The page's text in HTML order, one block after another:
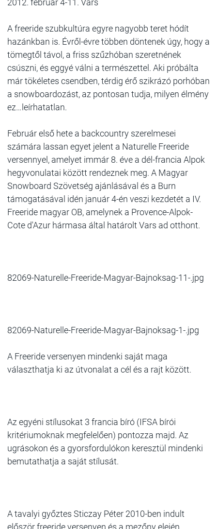
2012. február 4-11. Vars
A freeride szubkultúra egyre nagyobb teret hódít
hazánkban is. Évről-évre többen döntenek úgy, hogy a
tömegtől távol, a friss szűzhóban szeretnének
csúszni, és eggyé válni a természettel. Aki próbálta
már tökéletes csendben, térdig érő szikrázó porhóban
a snowboardozást, az pontosan tudja, milyen élmény
ez…leírhatatlan.
Február első hete a backcountry szerelmesei
számára lassan egyet jelent a Naturelle Freeride
versennyel, amelyet immár 8. éve a dél-francia Alpok
hegyvonulatai között rendeznek meg. A Magyar
Snowboard Szövetség ajánlásával és a Burn
támogatásával idén január 4-én veszi kezdetét a IV.
Freeride magyar OB, amelynek a Provence-Alpok-
Cote d'Azur hármasa által határolt Vars ad otthont.
82069-Naturelle-Freeride-Magyar-Bajnoksag-11-.jpg
82069-Naturelle-Freeride-Magyar-Bajnoksag-1-.jpg
A Freeride versenyen mindenki saját maga
választhatja ki az útvonalat a cél és a rajt között.
Az egyéni stílusokat 3 francia bíró (IFSA bírói
kritériumoknak megfelelően) pontozza majd. Az
ugrásokon és a gyorsfordulókon keresztül mindenki
bemutathatja a saját stílusát.
A tavalyi győztes Sticzay Péter 2010-ben indult
először freeride versenyen és a mezőny elején